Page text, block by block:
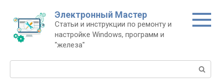
контенту
Электронный Мастер
Статьи и инструкции по ремонту и
настройке Windows, программ и
"железа"
Поиск: